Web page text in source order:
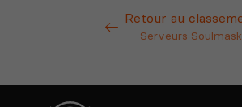
Retour au
Serveurs Soulmask